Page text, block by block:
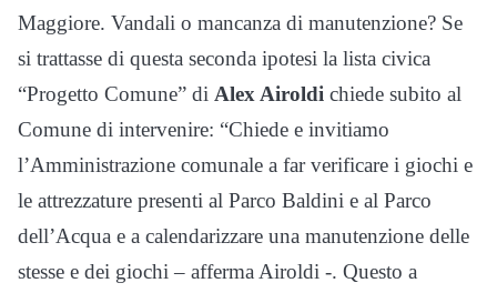
Maggiore. Vandali o mancanza di manutenzione? Se
si trattasse di questa seconda ipotesi la lista civica
“Progetto Comune” di Alex Airoldi chiede subito al
Comune di intervenire: “Chiede e invitiamo
l’Amministrazione comunale a far verificare i giochi e
le attrezzature presenti al Parco Baldini e al Parco
dell’Acqua e a calendarizzare una manutenzione delle
stesse e dei giochi – afferma Airoldi -. Questo a